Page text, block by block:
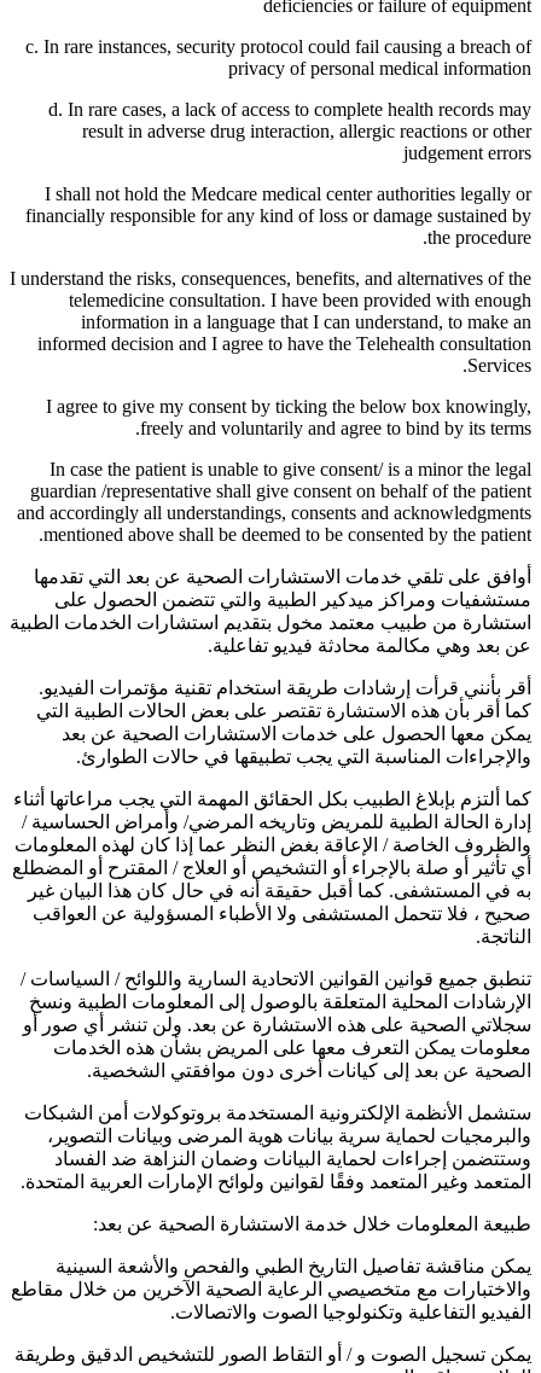
deficiencies or failure of equipment
c. In rare instances, security protocol could fail causing a breach of
privacy of personal medical information
d. In rare cases, a lack of access to complete health records may
result in adverse drug interaction, allergic reactions or other
judgement errors
I shall not hold the Medcare medical center authorities legally or
financially responsible for any kind of loss or damage sustained by
the procedure.
I understand the risks, consequences, benefits, and alternatives of the
telemedicine consultation. I have been provided with enough
information in a language that I can understand, to make an
informed decision and I agree to have the Telehealth consultation
Services.
I agree to give my consent by ticking the below box knowingly,
freely and voluntarily and agree to bind by its terms.
In case the patient is unable to give consent/ is a minor the legal
guardian /representative shall give consent on behalf of the patient
and accordingly all understandings, consents and acknowledgments
mentioned above shall be deemed to be consented by the patient.
أوافق على تلقي خدمات الاستشارات الصحية عن بعد التي تقدمها
مستشفيات ومراكز ميدكير الطبية والتي تتضمن الحصول على
استشارة من طبيب معتمد مخول بتقديم استشارات الخدمات الطبية
عن بعد وهي مكالمة محادثة فيديو تفاعلية.
أقر بأنني قرأت إرشادات طريقة استخدام تقنية مؤتمرات الفيديو.
كما أقر بأن هذه الاستشارة تقتصر على بعض الحالات الطبية التي
يمكن معها الحصول على خدمات الاستشارات الصحية عن بعد
والإجراءات المناسبة التي يجب تطبيقها في حالات الطوارئ.
كما ألتزم بإبلاغ الطبيب بكل الحقائق المهمة التي يجب مراعاتها أثناء
إدارة الحالة الطبية للمريض وتاريخه المرضي/ وأمراض الحساسية /
والظروف الخاصة / الإعاقة بغض النظر عما إذا كان لهذه المعلومات
أي تأثير أو صلة بالإجراء أو التشخيص أو العلاج / المقترح أو المضطلع
به في المستشفى. كما أقبل حقيقة أنه في حال كان هذا البيان غير
صحيح ، فلا تتحمل المستشفى ولا الأطباء المسؤولية عن العواقب
الناتجة.
تنطبق جميع قوانين القوانين الاتحادية السارية واللوائح / السياسات /
الإرشادات المحلية المتعلقة بالوصول إلى المعلومات الطبية ونسخ
سجلاتي الصحية على هذه الاستشارة عن بعد. ولن تنشر أي صور أو
معلومات يمكن التعرف معها على المريض بشأن هذه الخدمات
الصحية عن بعد إلى كيانات أخرى دون موافقتي الشخصية.
ستشمل الأنظمة الإلكترونية المستخدمة بروتوكولات أمن الشبكات
والبرمجيات لحماية سرية بيانات هوية المرضى وبيانات التصوير،
وستتضمن إجراءات لحماية البيانات وضمان النزاهة ضد الفساد
المتعمد وغير المتعمد وفقًا لقوانين ولوائح الإمارات العربية المتحدة.
طبيعة المعلومات خلال خدمة الاستشارة الصحية عن بعد:
يمكن مناقشة تفاصيل التاريخ الطبي والفحص والأشعة السينية
والاختبارات مع متخصيصي الرعاية الصحية الآخرين من خلال مقاطع
الفيديو التفاعلية وتكنولوجيا الصوت والاتصالات.
يمكن تسجيل الصوت و / أو التقاط الصور للتشخيص الدقيق وطريقة